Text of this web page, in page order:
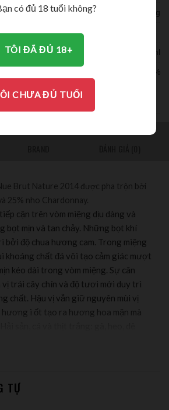
6 chai/ thùng
750ml
12%
THƯỞNG THỨC
Brut Nature 2014 được pha trộn bởi
25% nho Chardonnay.
cận trên vòm miệng dịu dàng và
bọt mịn và tan chảy. Những bọt khí
bởi độ chua hương cam. Trong miệng
khoáng chất đá vôi tạo cảm giác mượt
kéo dài trong vòm miệng. Sự cân
trái cây chín và độ tươi mới duy trì
chất. Hậu vị vẫn giữ nguyên mùi vị
i ốt tạo ra hương hoa mặn mà
mịn và sống động trên cổ chai. Hình
Sacy – A Verzy France
TỰ
có đủ 18 tuổi không?
TÔI ĐÃ ĐỦ 18+
CHƯA ĐỦ TUỔI